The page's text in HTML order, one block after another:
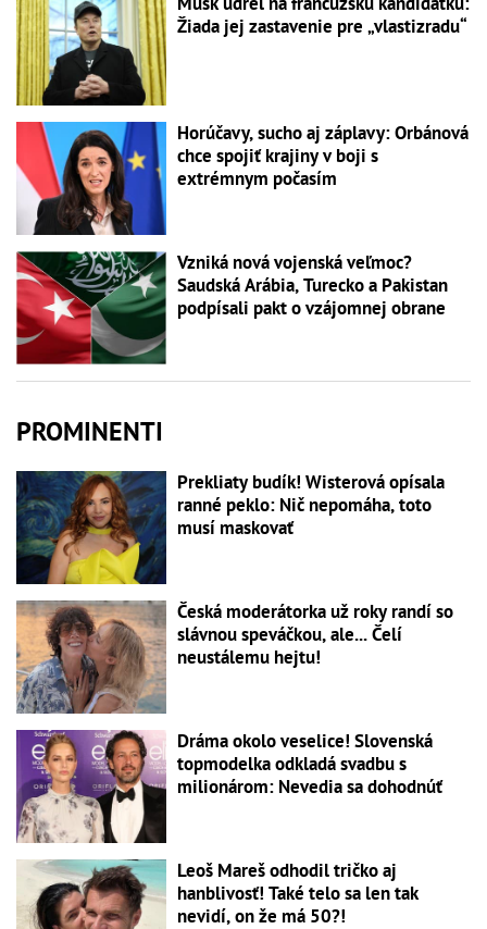
Žiada jej zastavenie pre „vlastizradu“
Horúčavy, sucho aj záplavy: Orbánová
chce spojiť krajiny v boji s
extrémnym počasím
Vzniká nová vojenská veľmoc?
Saudská Arábia, Turecko a Pakistan
podpísali pakt o vzájomnej obrane
PROMINENTI
Prekliaty budík! Wisterová opísala
ranné peklo: Nič nepomáha, toto
musí maskovať
Česká moderátorka už roky randí so
slávnou speváčkou, ale... Čelí
neustálemu hejtu!
Dráma okolo veselice! Slovenská
topmodelka odkladá svadbu s
milionárom: Nevedia sa dohodnúť
Leoš Mareš odhodil tričko aj
hanblivosť! Také telo sa len tak
nevidí, on že má 50?!